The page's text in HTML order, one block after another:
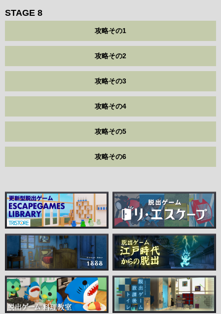
STAGE 8
攻略その1
攻略その2
攻略その3
攻略その4
攻略その5
攻略その6